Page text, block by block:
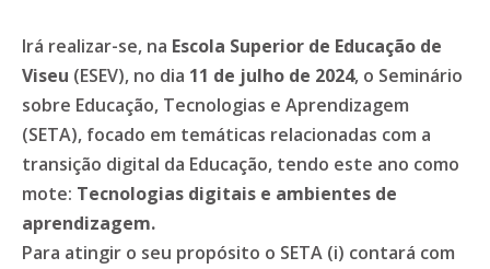
Irá realizar-se, na Escola Superior de Educação de
Viseu (ESEV), no dia 11 de julho de 2024, o Seminário
sobre Educação, Tecnologias e Aprendizagem
(SETA), focado em temáticas relacionadas com a
transição digital da Educação, tendo este ano como
mote: Tecnologias digitais e ambientes de
aprendizagem.
Para atingir o seu propósito o SETA (i) contará com